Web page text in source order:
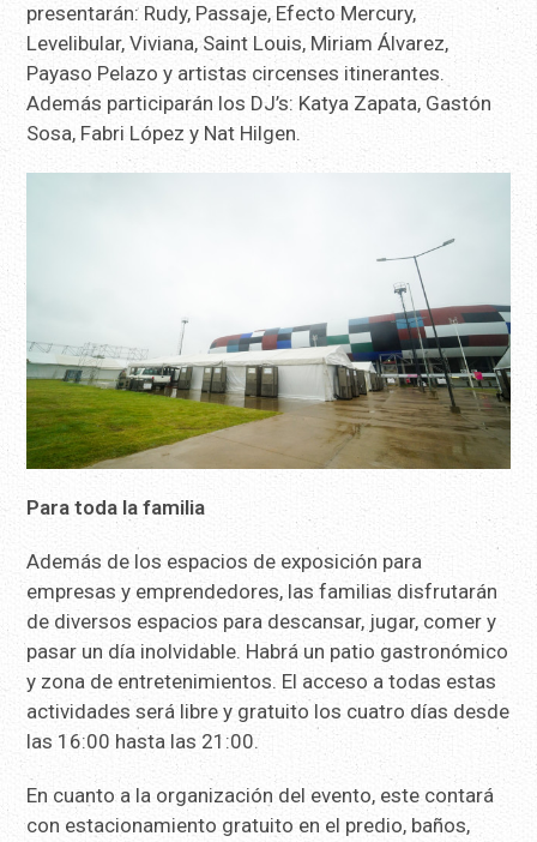
presentarán: Rudy, Passaje, Efecto Mercury,
Levelibular, Viviana, Saint Louis, Miriam Álvarez,
Payaso Pelazo y artistas circenses itinerantes.
Además participarán los DJ’s: Katya Zapata, Gastón
Sosa, Fabri López y Nat Hilgen.
Para toda la familia
Además de los espacios de exposición para
empresas y emprendedores, las familias disfrutarán
de diversos espacios para descansar, jugar, comer y
pasar un día inolvidable. Habrá un patio gastronómico
y zona de entretenimientos. El acceso a todas estas
actividades será libre y gratuito los cuatro días desde
las 16:00 hasta las 21:00.
En cuanto a la organización del evento, este contará
con estacionamiento gratuito en el predio, baños,